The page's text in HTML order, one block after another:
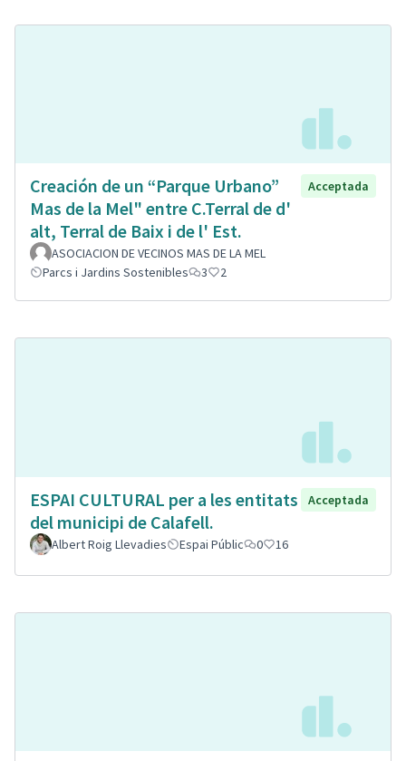
Creación de un “Parque Urbano”
Mas de la Mel" entre C.Terral de d'
alt, Terral de Baix i de l' Est.
Acceptada
ASOCIACION DE VECINOS MAS DE LA MEL
Parcs i Jardins Sostenibles
3 2
ESPAI CULTURAL per a les entitats
del municipi de Calafell.
Acceptada
Albert Roig Llevadies Espai Públic 0 16